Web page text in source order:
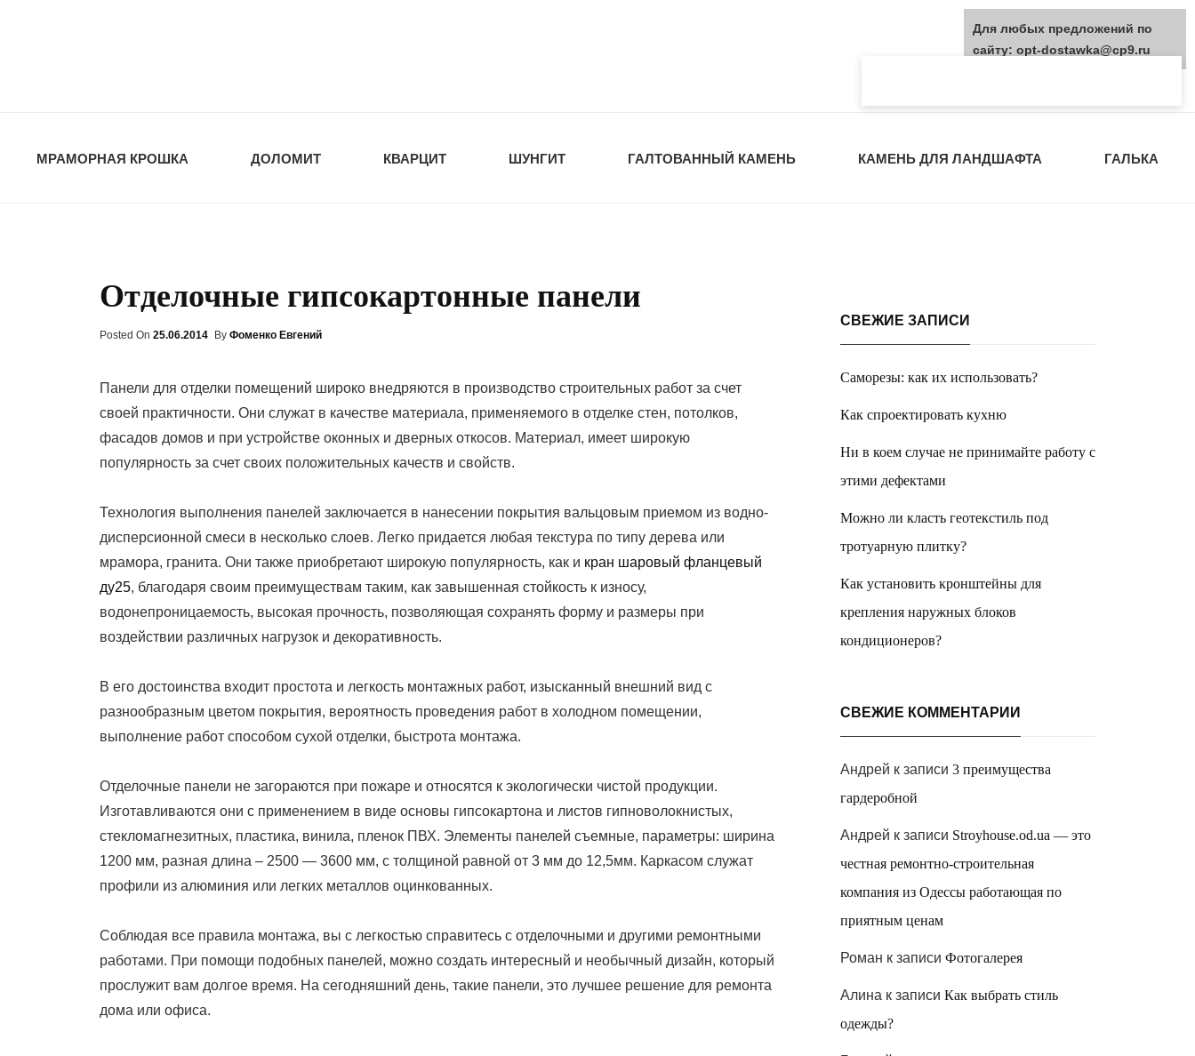
МРАМОРНАЯ КРОШКА ДОЛОМИТ КВАРЦИТ ШУНГИТ ГАЛТОВАННЫЙ КАМЕНЬ КАМЕНЬ ДЛЯ ЛАНДШАФТА ГАЛЬКА
Отделочные гипсокартонные панели
Posted On Posted
25.06.2014 By Фоменко Евгений
Панели для отделки помещений широко внедряются в производство строительных работ за счет
своей практичности. Они служат в качестве материала, применяемого в отделке стен, потолков,
фасадов домов и при устройстве оконных и дверных откосов. Материал, имеет широкую
популярность за счет своих положительных качеств и свойств.
Технология выполнения панелей заключается в нанесении покрытия вальцовым приемом из водно-
дисперсионной смеси в несколько слоев. Легко придается любая текстура по типу дерева или
мрамора, гранита. Они также приобретают широкую популярность, как и кран шаровый фланцевый
ду25, благодаря своим преимуществам таким, как завышенная стойкость к износу,
водонепроницаемость, высокая прочность, позволяющая сохранять форму и размеры при
воздействии различных нагрузок и декоративность.
В его достоинства входит простота и легкость монтажных работ, изысканный внешний вид с
разнообразным цветом покрытия, вероятность проведения работ в холодном помещении,
выполнение работ способом сухой отделки, быстрота монтажа.
Отделочные панели не загораются при пожаре и относятся к экологически чистой продукции.
Изготавливаются они с применением в виде основы гипсокартона и листов гипноволокнистых,
стекломагнезитных, пластика, винила, пленок ПВХ. Элементы панелей съемные, параметры: ширина
1200 мм, разная длина – 2500 — 3600 мм, с толщиной равной от 3 мм до 12,5мм. Каркасом служат
профили из алюминия или легких металлов оцинкованных.
Соблюдая все правила монтажа, вы с легкостью справитесь с отделочными и другими ремонтными
работами. При помощи подобных панелей, можно создать интересный и необычный дизайн, который
прослужит вам долгое время. На сегодняшний день, такие панели, это лучшее решение для ремонта
дома или офиса.
СВЕЖИЕ ЗАПИСИ
Саморезы: как их использовать?
Как спроектировать кухню
Ни в коем случае не принимайте работу с
этими дефектами
Можно ли класть геотекстиль под
тротуарную плитку?
Как установить кронштейны для
крепления наружных блоков
кондиционеров?
СВЕЖИЕ КОММЕНТАРИИ
Андрей к записи 3 преимущества
гардеробной
Андрей к записи Stroyhouse.od.ua — это
честная ремонтно-строительная
компания из Одессы работающая по
приятным ценам
Роман к записи Фотогалерея
Алина к записи Как выбрать стиль
одежды?
Для любых предложений по
сайту: opt-dostawka@cp9.ru